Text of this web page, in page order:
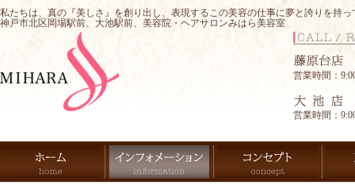
私たちは、真の『美しさ』を創り出し、表現するこの美容の仕事に夢と誇りを持
神戸市北区岡場駅前、大池駅前、美容院・ヘアサロンみはら美容室
営業時間：
営業時間：